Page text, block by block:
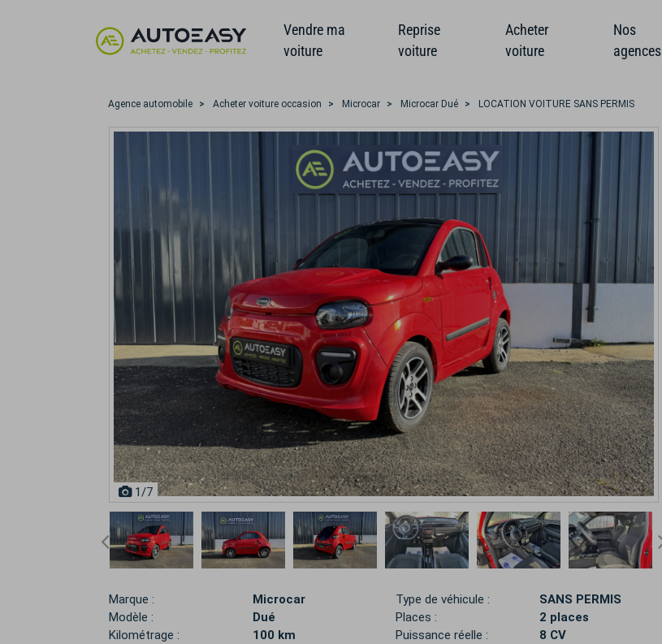
Vendre ma
voiture
Reprise
voiture
Acheter
voiture
Nos
agences
Agence automobile Acheter voiture occasion Microcar Microcar Dué LOCATION VOITURE SANS PERMIS
1/7
Marque :
Microcar
Modèle :
Dué
Kilométrage :
100 km
Type de véhicule :
SANS PERMIS
Places :
2 places
Puissance réelle :
8 CV